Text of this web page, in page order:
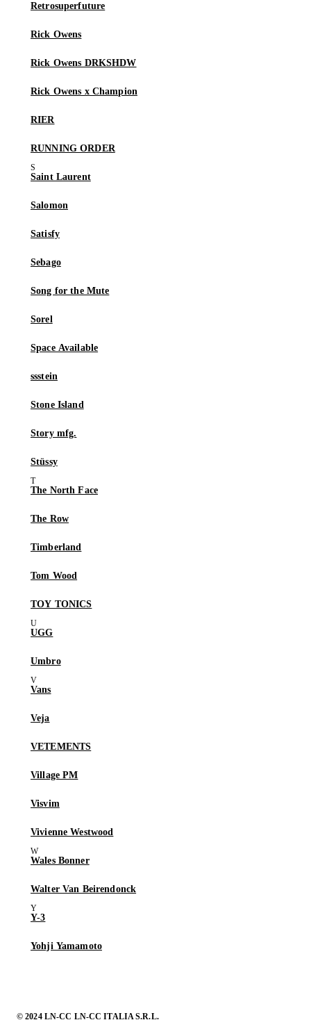
Retrosuperfuture
Rick Owens
Rick Owens DRKSHDW
Rick Owens x Champion
RIER
RUNNING ORDER
Saint Laurent
Salomon
Satisfy
Sebago
Song for the Mute
Sorel
Space Available
ssstein
Stone Island
Story mfg.
Stüssy
The North Face
The Row
Timberland
Tom Wood
TOY TONICS
UGG
Umbro
Vans
Veja
VETEMENTS
Village PM
Visvim
Vivienne Westwood
Wales Bonner
Walter Van Beirendonck
Y-3
Yohji Yamamoto
© 2024 LN-CC LN-CC ITALIA S.R.L.